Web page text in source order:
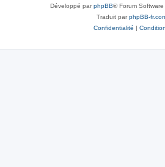
Développé parphpBB® Forum
Traduit parphpBB-
Confidentialité |